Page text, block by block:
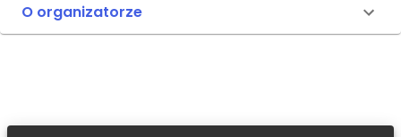
O organizatorze